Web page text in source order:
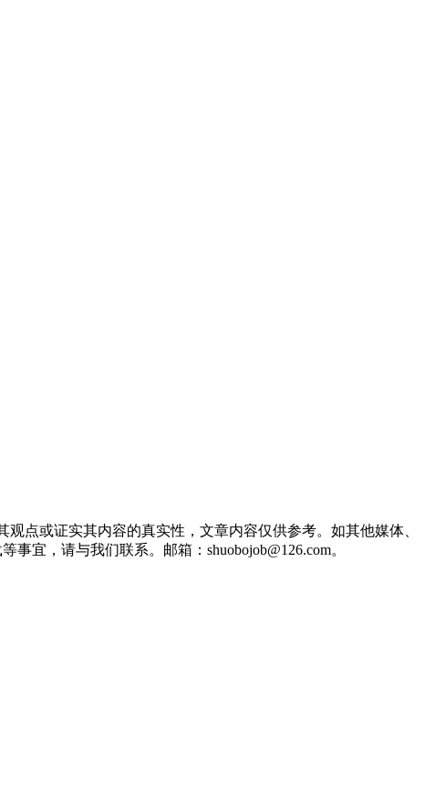
点或证实其内容的真实性，文章内容仅供参考。如其他媒体、
宜，请与我们联系。邮箱：shuobojob@126.com。